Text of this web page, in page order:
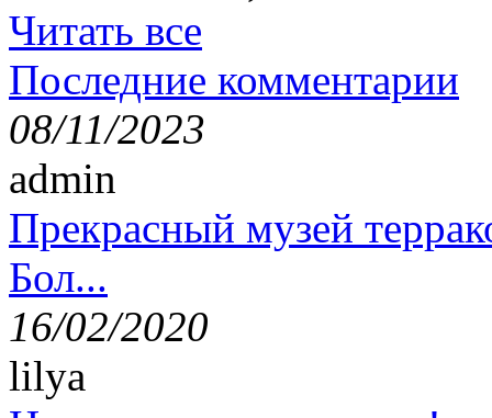
Читать все
Последние комментарии
08/11/2023
admin
Прекрасный музей
Бол...
16/02/2020
lilya